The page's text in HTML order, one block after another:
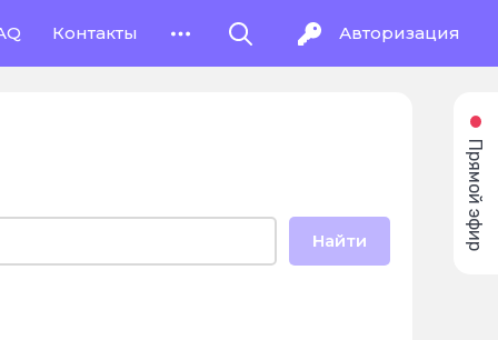
Контакты Авторизация
Найти Прямой эфир